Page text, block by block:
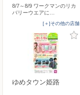
8/7～8/9 ワークマンのリカ
バリーウエアに…
[＋]その他の店舗
ゆめタウン姫路